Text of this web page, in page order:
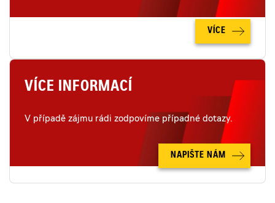
VÍCE
VÍCE INFORMACÍ
V případě zájmu rádi zodpovíme případné dotazy.
NAPIŠTE NÁM